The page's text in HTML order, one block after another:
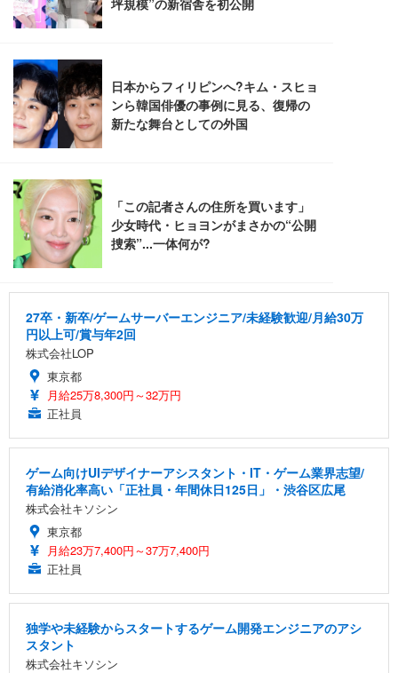
レスト 3Dヘッドレスト ハンガー付き 高反発クッシ
￥7,680
ッシュ 通気性 ランバーサポート付き 腰サポート ガ
ス圧無段階昇降 360度回転 キャスター付き コンパク
ト 幅52×奥行58.5×高さ84～96cm テレワーク 在宅
勤務 ブラック
￥4,139
応 ComfortView ビジネス向け
￥15,800
HOOTER Gaming Monitor 24” Essential ゲーミン
グモニター QD 24.5インチ 1ms FHD 量子ドット 残
像低減 (3年保証 | 輝点保証 | 日本メーカー)
￥34,980
￥3,670
ュラー 200枚入【Amazon.co.jp限定】
￥3,731
27卒・新卒/ゲームサーバーエンジニア/未経験歓迎/月給30万
円以上可/賞与年2回
株式会社LOP
東京都
月給25万8,300円～32万円
正社員
ゲーム向けUIデザイナーアシスタント・IT・ゲーム業界志望/
有給消化率高い「正社員・年間休日125日」・渋谷区広尾
株式会社キソシン
東京都
月給23万7,400円～37万7,400円
正社員
独学や未経験からスタートするゲーム開発エンジニアのアシ
スタント
株式会社キソシン